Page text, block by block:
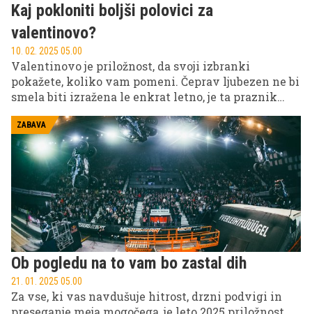
Kaj pokloniti boljši polovici za
valentinovo?
10. 02. 2025 05.00
Valentinovo je priložnost, da svoji izbranki
pokažete, koliko vam pomeni. Čeprav ljubezen ne bi
smela biti izražena le enkrat letno, je ta praznik
popolna priložnost za pozornost, romantične geste
in premišljena darila. Spodaj najdete nekaj idej, s
katerimi lahko presenetite svojo drago.
ZABAVA
Ob pogledu na to vam bo zastal dih
21. 01. 2025 05.00
Za vse, ki vas navdušuje hitrost, drzni podvigi in